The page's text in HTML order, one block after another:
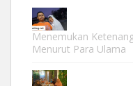
Menemukan
Menurut Para Ulama